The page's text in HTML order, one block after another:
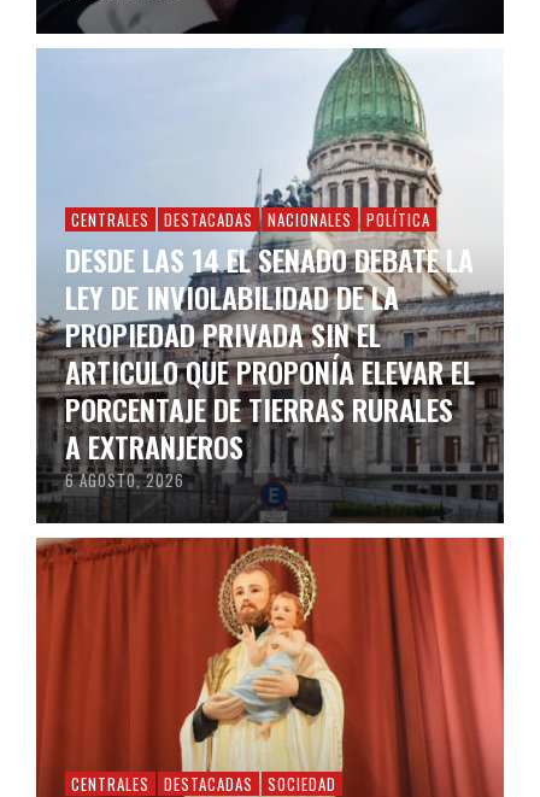
CENTRALES DESTACADAS NACIONALES POLÍTICA
DESDE LAS 14 EL SENADO DEBATE LA
LEY DE INVIOLABILIDAD DE LA
PROPIEDAD PRIVADA SIN EL
ARTICULO QUE PROPONÍA ELEVAR EL
PORCENTAJE DE TIERRAS RURALES
A EXTRANJEROS
6 AGOSTO, 2026
CENTRALES DESTACADAS SOCIEDAD